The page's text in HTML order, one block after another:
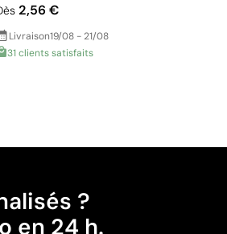
2,56 €
Livraison19/08 - 21/08
31 clients satisfaits
?
en 24 h.